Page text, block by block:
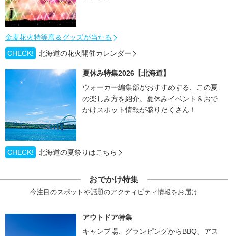
金麦花火特等席＆グッズが当たる
CHECK!
北海道の花火開催カレンダー
夏休み特集2026【北海道】
ウォーカー編集部がおすすめする、この夏
の楽しみ方を紹介。夏休みイベント＆おで
かけスポット情報が盛りだくさん！
CHECK! 北海道の夏祭りはこちら
おでかけ特集
今注目のスポットや話題のアクティビティ情報をお届け
アウトドア特集
キャンプ場、グランピングからBBQ、アス